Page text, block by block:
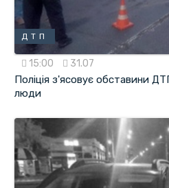
ДТП
15:00 31.07
Поліція з'ясовує обставини
люди